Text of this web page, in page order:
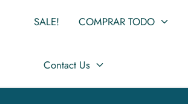
contenido
SALE! COMPRAR TODO
Contact Us